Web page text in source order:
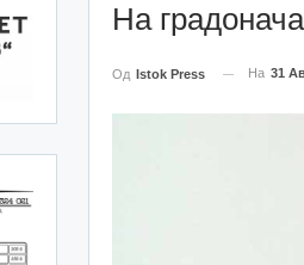
На
Од Istok Press На 31